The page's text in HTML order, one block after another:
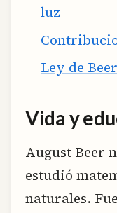
luz
Ley de
Vida y
August Beer
estudió
naturales.